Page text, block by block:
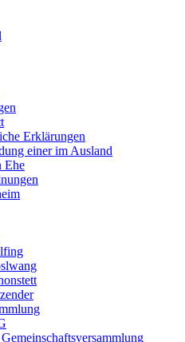
Erklärungen
einer im Ausland
Ehe